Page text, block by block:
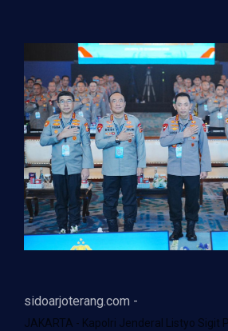
sidoarjoterang.com -
JAKARTA - Kapolri Jenderal Listyo Sigit